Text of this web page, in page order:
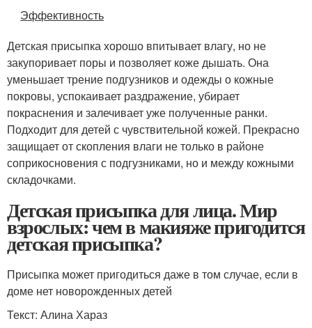
Эффективность
Детская присыпка хорошо впитывает влагу, но не
закупоривает поры и позволяет коже дышать. Она
уменьшает трение подгузников и одежды о кожные
покровы, успокаивает раздражение, убирает
покраснения и залечивает уже полученные ранки.
Подходит для детей с чувствительной кожей. Прекрасно
защищает от скопления влаги не только в районе
соприкосновения с подгузниками, но и между кожными
складочками.
Детская присыпка для лица. Мир
взрослых: чем в макияже пригодится
детская присыпка?
Присыпка может пригодиться даже в том случае, если в
доме нет новорожденных детей
Текст: Алина Хараз